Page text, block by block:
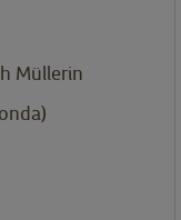
Müllerin